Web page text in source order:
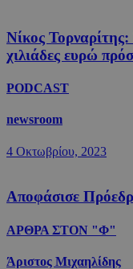
Νίκος
χιλιάδες ευρώ
PODCAST
newsroom
4 Οκτωβρίου, 2023
Αποφάσισε
ΑΡΘΡΑ ΣΤΟΝ "Φ"
Άριστος Μιχαηλίδης